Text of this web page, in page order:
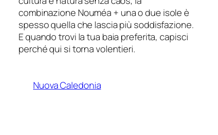
combinazione Nouméa + una o due isole è
spesso quella che lascia più soddisfazione.
E quando trovi la tua baia preferita, capisci
perché qui si torna volentieri.
Nuova Caledonia